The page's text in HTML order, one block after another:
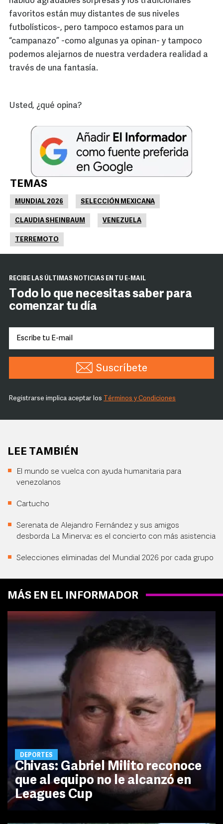
favoritos están muy distantes de sus niveles
futbolísticos-, pero tampoco estamos para un
“campanazo” -como algunas ya opinan- y tampoco
podemos alejarnos de nuestra verdadera realidad a
través de una fantasía.
Usted, ¿qué opina?
TEMAS
MUNDIAL 2026 SELECCIÓN MEXICANA
CLAUDIA SHEINBAUM VENEZUELA
TERREMOTO
RECIBE LAS ÚLTIMAS NOTICIAS EN TU E-MAIL
Todo lo que necesitas saber para
comenzar tu día
Suscríbete
Registrarse implica aceptar los Términos y Condiciones
LEE TAMBIÉN
El mundo se vuelca con ayuda humanitaria para
venezolanos
Cartucho
Serenata de Alejandro Fernández y sus amigos
desborda La Minerva: es el concierto con más asistencia
Selecciones eliminadas del Mundial 2026 por cada grupo
MÁS EN EL INFORMADOR
DEPORTES
Chivas: Gabriel Milito reconoce
que al equipo no le alcanzó en
Leagues Cup